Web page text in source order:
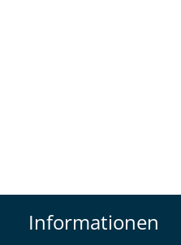
Informationen